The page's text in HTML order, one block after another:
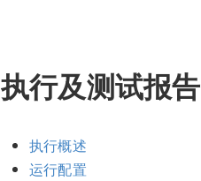
执行及测试报告
执行概述
运行配置